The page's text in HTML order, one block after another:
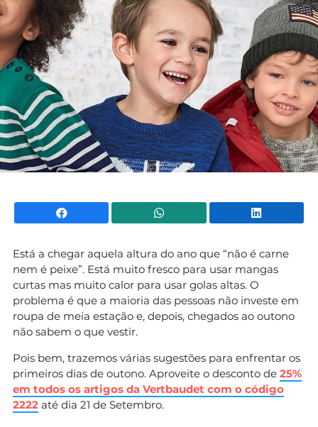
Facebook WhatsApp
Está a chegar aquela altura do ano que “não é carne
nem é peixe”. Está muito fresco para usar mangas
curtas mas muito calor para usar golas altas. O
problema é que a maioria das pessoas não investe em
roupa de meia estação e, depois, chegados ao outono
não sabem o que vestir.
Pois bem, trazemos várias sugestões para enfrentar os
primeiros dias de outono. Aproveite o desconto de 25%
em todos os artigos da Vertbaudet com o código
2222 até dia 21 de Setembro.